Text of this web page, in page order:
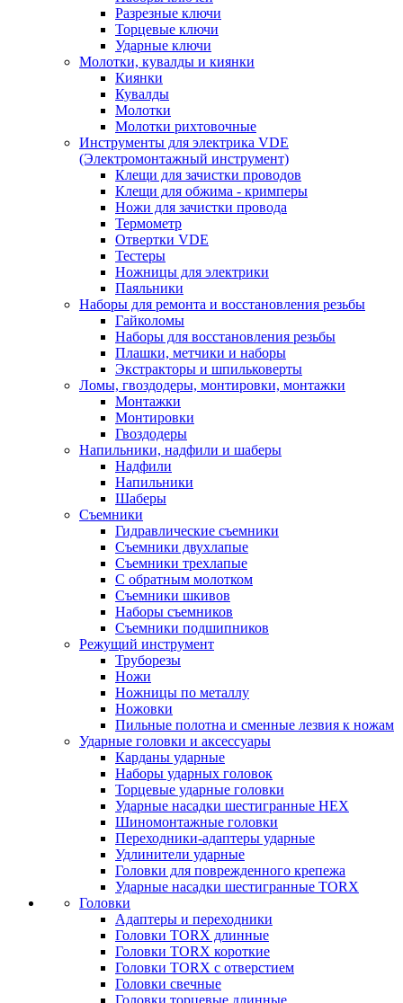
Разрезные ключи
Торцевые ключи
Ударные ключи
Молотки, кувалды и киянки
Киянки
Кувалды
Молотки
Молотки рихтовочные
Инструменты для электрика VDE
(Электромонтажный инструмент)
Клещи для зачистки проводов
Клещи для обжима - кримперы
Ножи для зачистки провода
Термометр
Отвертки VDE
Тестеры
Ножницы для электрики
Паяльники
Наборы для ремонта и восстановления резьбы
Гайколомы
Наборы для восстановления резьбы
Плашки, метчики и наборы
Экстракторы и шпильковерты
Ломы, гвоздодеры, монтировки, монтажки
Монтажки
Монтировки
Гвоздодеры
Напильники, надфили и шаберы
Надфили
Напильники
Шаберы
Съемники
Гидравлические съемники
Съемники двухлапые
Съемники трехлапые
С обратным молотком
Съемники шкивов
Наборы съемников
Съемники подшипников
Режущий инструмент
Труборезы
Ножи
Ножницы по металлу
Ножовки
Пильные полотна и сменные лезвия к ножам
Ударные головки и аксессуары
Карданы ударные
Наборы ударных головок
Торцевые ударные головки
Ударные насадки шестигранные HEX
Шиномонтажные головки
Переходники-адаптеры ударные
Удлинители ударные
Головки для поврежденного крепежа
Ударные насадки шестигранные TORX
Головки
Адаптеры и переходники
Головки TORX длинные
Головки TORX короткие
Головки TORX с отверстием
Головки свечные
Головки торцевые длинные